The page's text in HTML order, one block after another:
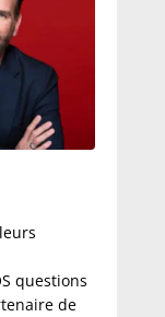
questions
de